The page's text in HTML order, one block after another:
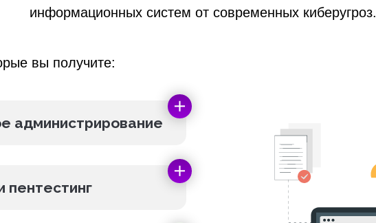
пентестинг
администрирование
информационных систем от современных киберугроз.
вы получите: